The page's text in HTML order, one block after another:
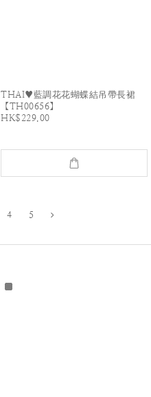
THAI♥藍調花花蝴蝶結吊帶長裙
【TH00656】
HK$229.00
4 5